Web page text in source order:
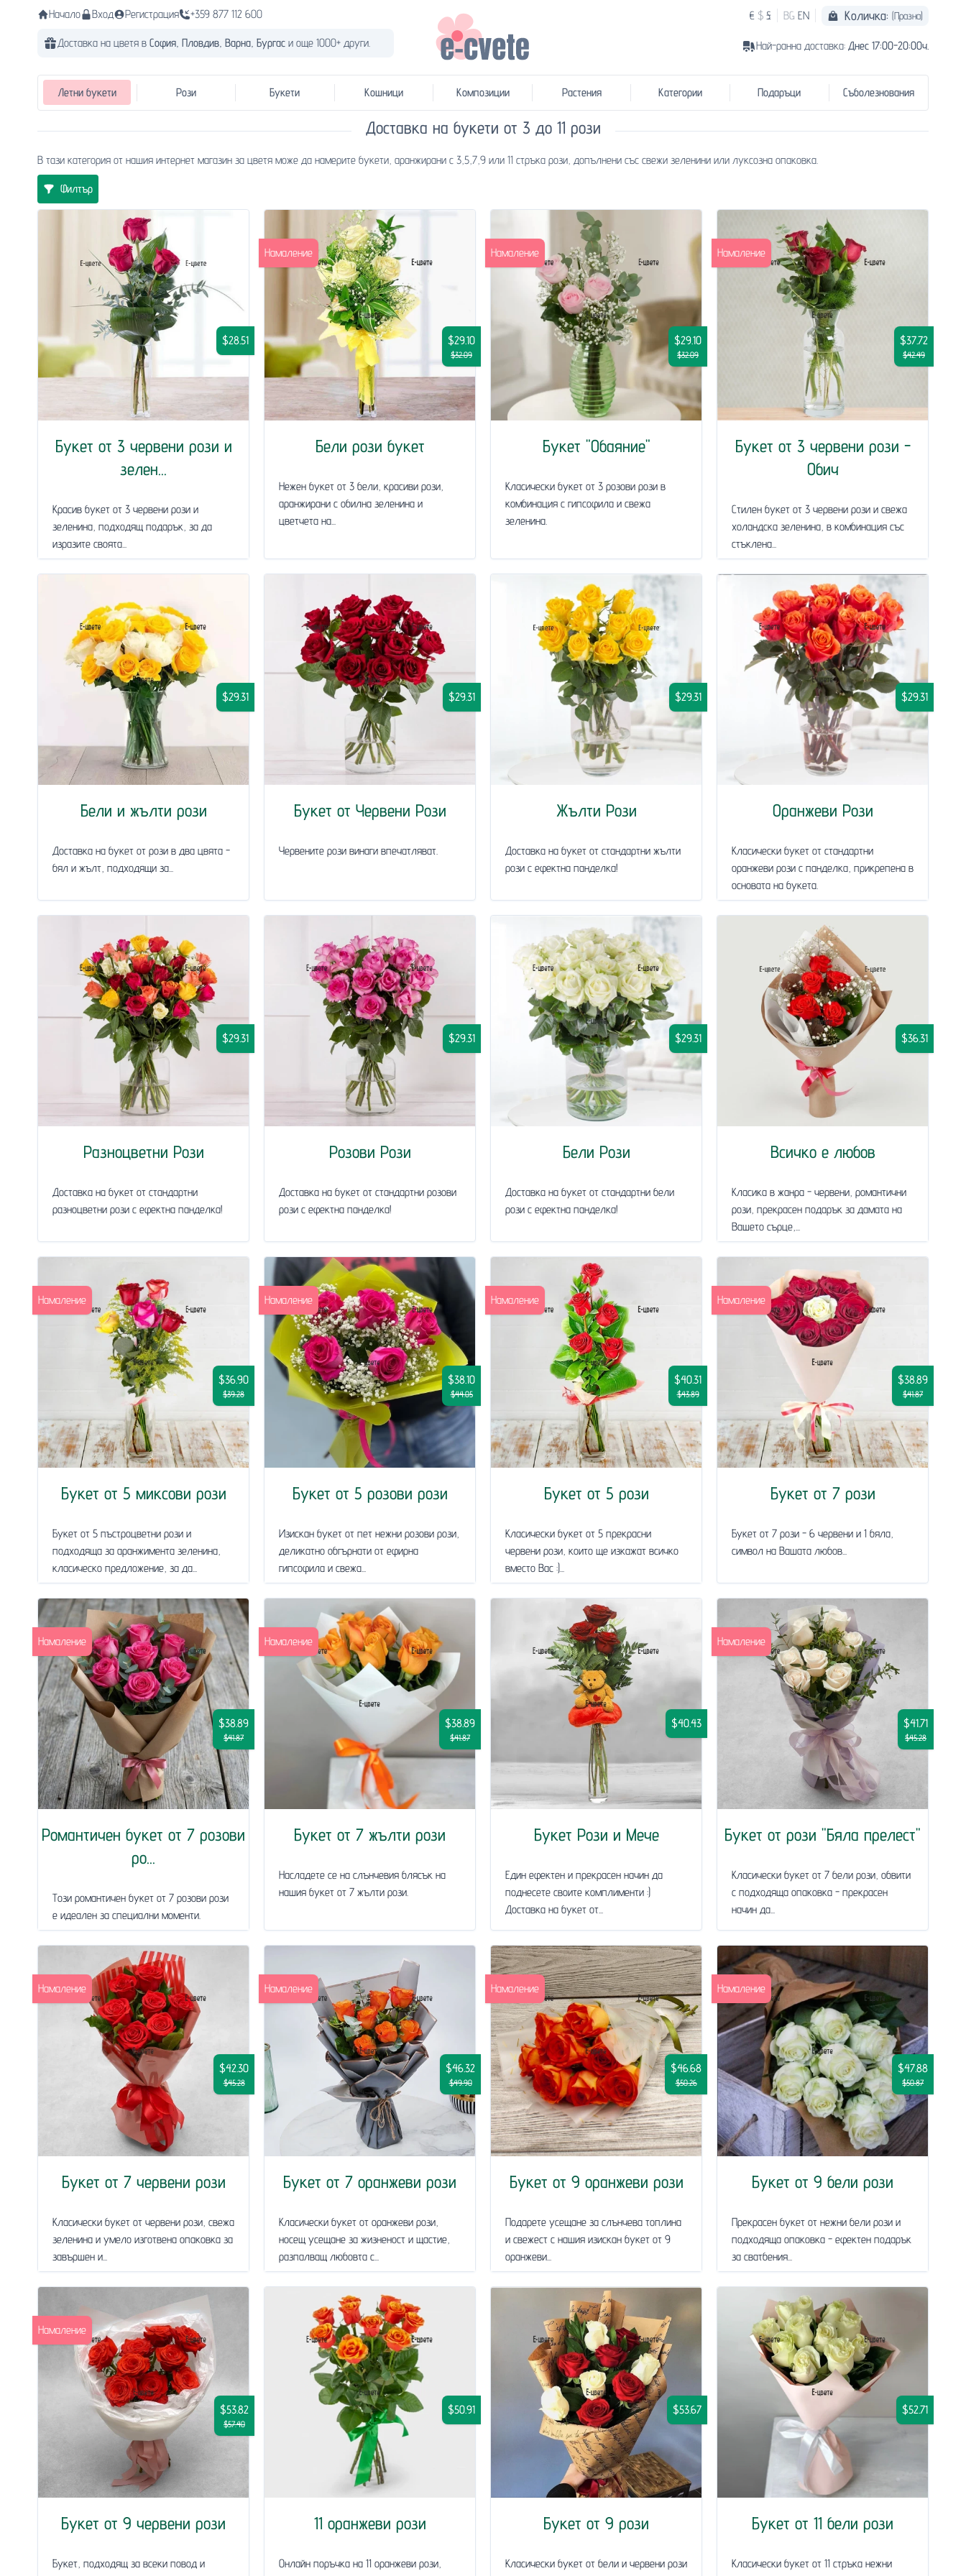
Начало Вход Регистрация +359 877 112 600
Доставка на цветя в София, Пловдив, Варна, Бургас и още 1000+ други.
€ $ £ BG EN Количка: (Празна)
Най-ранна доставка: Днес 17:00-20:00ч.
Летни букети Рози Букети Кошници Композиции Растения Категории Подаръци Съболезнования
Доставка на букети от 3 до 11 рози
В тази категория от нашия интернет магазин за цветя може да намерите букети, аранжирани с 3,5,7,9 или 11 стръка рози, допълнени със свежи зеленини или луксозна опаковка.
Филтър
Букет от 3 червени рози и
зелен...
$28.51
Красив букет от 3 червени рози и
зеленина, подходящ подарък, за да
изразите своята...
Бели рози букет
$29.10
$32.09
Намаление
Нежен букет от 3 бели, красиви рози,
аранжирани с обилна зеленина и
цветчета на...
Букет "Обаяние"
$29.10
$32.09
Намаление
Класически букет от 3 розови рози в
комбинация с гипсофила и свежа
зеленина.
Букет от 3 червени рози -
Обич
$37.72
$42.49
Намаление
Стилен букет от 3 червени рози и свежа
холандска зеленина, в комбинация със
стъклена...
Бели и жълти рози
$29.31
Доставка на букет от рози в два цвята -
бял и жълт, подходящи за...
Букет от Червени Рози
$29.31
Червените рози винаги впечатляват.
Жълти Рози
$29.31
Доставка на букет от стандартни жълти
рози с ефектна панделка!
Оранжеви Рози
$29.31
Класически букет от стандартни
оранжеви рози с панделка, прикрепена в
основата на букета.
Разноцветни Рози
$29.31
Доставка на букет от стандартни
разноцветни рози с ефектна панделка!
Розови Рози
$29.31
Доставка на букет от стандартни розови
рози с ефектна панделка!
Бели Рози
$29.31
Доставка на букет от стандартни бели
рози с ефектна панделка!
Всичко е любов
$36.31
Класика в жанра - червени, романтични
рози, прекрасен подарък за дамата на
Вашето сърце,...
Букет от 5 миксови рози
$36.90
$39.28
Намаление
Букет от 5 пъстроцветни рози и
подходяща за аранжимента зеленина,
класическо предложение, за да...
Букет от 5 розови рози
$38.10
$44.05
Намаление
Изискан букет от пет нежни розови рози,
деликатно обгърнати от ефирна
гипсофила и свежа...
Букет от 5 рози
$40.31
$43.89
Намаление
Класически букет от 5 прекрасни
червени рози, които ще изкажат всичко
вместо Вас :)...
Букет от 7 рози
$38.89
$41.87
Намаление
Букет от 7 рози - 6 червени и 1 бяла,
символ на Вашата любов...
Романтичен букет от 7 розови
ро...
$38.89
$41.87
Намаление
Този романтичен букет от 7 розови рози
е идеален за специални моменти.
Букет от 7 жълти рози
$38.89
$41.87
Намаление
Насладете се на слънчевия блясък на
нашия букет от 7 жълти рози.
Букет Рози и Мече
$40.43
Един ефектен и прекрасен начин да
поднесете своите комплименти :)
Доставка на букет от...
Букет от рози "Бяла прелест"
$41.71
$45.28
Намаление
Класически букет от 7 бели рози, обвити
с подходяща опаковка - прекрасен
начин да...
Букет от 7 червени рози
$42.30
$45.28
Намаление
Класически букет от червени рози, свежа
зеленина и умело изготвена опаковка за
завършен и...
Букет от 7 оранжеви рози
$46.32
$49.90
Намаление
Класически букет от оранжеви рози,
носещ усещане за жизненост и щастие,
разпалващ любовта с...
Букет от 9 оранжеви рози
$46.68
$50.26
Намаление
Подарете усещане за слънчева топлина
и свежест с нашия изискан букет от 9
оранжеви...
Букет от 9 бели рози
$47.88
$50.87
Намаление
Прекрасен букет от нежни бели рози и
подходяща опаковка - ефектен подарък
за сватбения...
Букет от 9 червени рози
$53.82
$57.40
Намаление
Букет, подходящ за всеки повод и
11 оранжеви рози
$50.91
Онлайн поръчка на 11 оранжеви рози,
Букет от 9 рози
$53.67
Класически букет от бели и червени рози
Букет от 11 бели рози
$52.71
Класически букет от 11 стръка нежни